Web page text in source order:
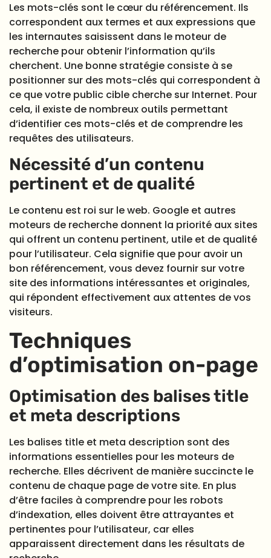
Les mots-clés sont le cœur du référencement. Ils
correspondent aux termes et aux expressions que
les internautes saisissent dans le moteur de
recherche pour obtenir l’information qu’ils
cherchent. Une bonne stratégie consiste à se
positionner sur des mots-clés qui correspondent à
ce que votre public cible cherche sur Internet. Pour
cela, il existe de nombreux outils permettant
d’identifier ces mots-clés et de comprendre les
requêtes des utilisateurs.
Nécessité d’un contenu
pertinent et de qualité
Le contenu est roi sur le web. Google et autres
moteurs de recherche donnent la priorité aux sites
qui offrent un contenu pertinent, utile et de qualité
pour l’utilisateur. Cela signifie que pour avoir un
bon référencement, vous devez fournir sur votre
site des informations intéressantes et originales,
qui répondent effectivement aux attentes de vos
visiteurs.
Techniques
d’optimisation on-page
Optimisation des balises title
et meta descriptions
Les balises title et meta description sont des
informations essentielles pour les moteurs de
recherche. Elles décrivent de manière succincte le
contenu de chaque page de votre site. En plus
d’être faciles à comprendre pour les robots
d’indexation, elles doivent être attrayantes et
pertinentes pour l’utilisateur, car elles
apparaissent directement dans les résultats de